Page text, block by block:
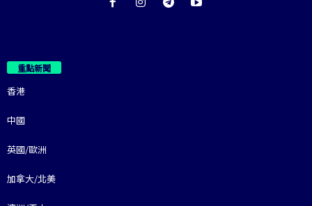
重點新聞
香港
中國
英國/歐洲
加拿大/北美